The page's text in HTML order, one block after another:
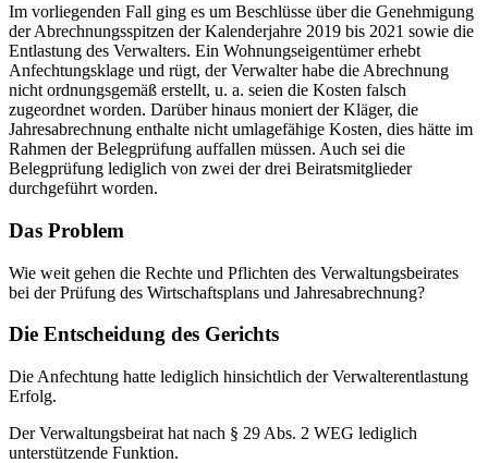
Im vorliegenden Fall ging es um Beschlüsse über die Genehmigung
der Abrechnungsspitzen der Kalenderjahre 2019 bis 2021 sowie die
Entlastung des Verwalters. Ein Wohnungseigentümer erhebt
Anfechtungsklage und rügt, der Verwalter habe die Abrechnung
nicht ordnungsgemäß erstellt, u. a. seien die Kosten falsch
zugeordnet worden. Darüber hinaus moniert der Kläger, die
Jahresabrechnung enthalte nicht umlagefähige Kosten, dies hätte im
Rahmen der Belegprüfung auffallen müssen. Auch sei die
Belegprüfung lediglich von zwei der drei Beiratsmitglieder
durchgeführt worden.
Das Problem
Wie weit gehen die Rechte und Pflichten des Verwaltungsbeirates
bei der Prüfung des Wirtschaftsplans und Jahresabrechnung?
Die Entscheidung des Gerichts
Die Anfechtung hatte lediglich hinsichtlich der Verwalterentlastung
Erfolg.
Der Verwaltungsbeirat hat nach § 29 Abs. 2 WEG lediglich
unterstützende Funktion.